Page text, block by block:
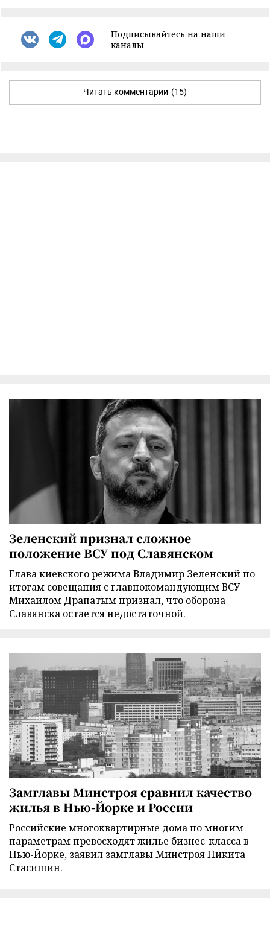
Подписывайтесь на наши
каналы
Читать комментарии (15)
Зеленский признал сложное
положение ВСУ под Славянском
Глава киевского режима Владимир Зеленский по
итогам совещания с главнокомандующим ВСУ
Михаилом Драпатым признал, что оборона
Славянска остается недостаточной.
Замглавы Минстроя сравнил качество
жилья в Нью-Йорке и России
Российские многоквартирные дома по многим
параметрам превосходят жилье бизнес-класса в
Нью-Йорке, заявил замглавы Минстроя Никита
Стасишин.